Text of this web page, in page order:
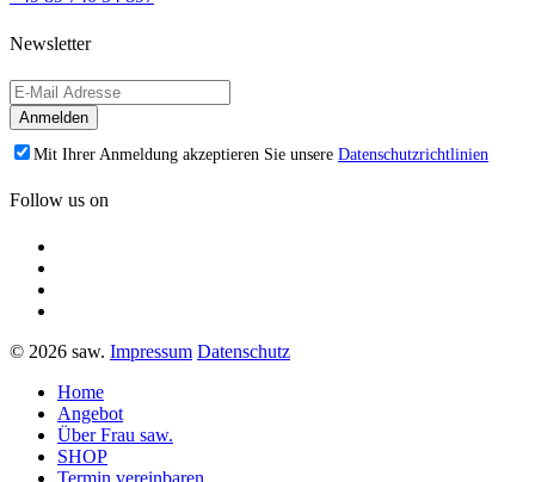
Newsletter
Mit Ihrer Anmeldung akzeptieren Sie unsere Datenschutzrichtlinien
Follow us on
© 2026 saw. Impressum Datenschutz
Home
Angebot
Über Frau saw.
SHOP